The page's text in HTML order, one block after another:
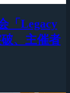
「Legacy
、主催者